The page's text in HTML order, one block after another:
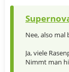
Nee, also
Ja, viele
Nimmt man